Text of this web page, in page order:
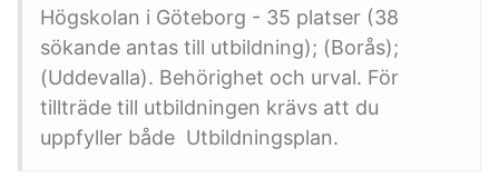
Högskolan i Göteborg - 35 platser (38
sökande antas till utbildning); (Borås);
(Uddevalla). Behörighet och urval. För
tillträde till utbildningen krävs att du
uppfyller både Utbildningsplan.